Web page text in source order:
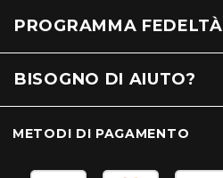
PROGRAMMA FEDELTÀ
BISOGNO DI AIUTO?
METODI DI PAGAMENTO